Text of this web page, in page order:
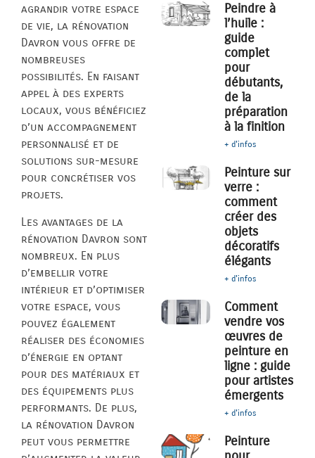
agrandir votre espace
de vie, la rénovation
Davron vous offre de
nombreuses
possibilités. En faisant
appel à des experts
locaux, vous bénéficiez
d’un accompagnement
personnalisé et de
solutions sur-mesure
pour concrétiser vos
projets.
Les avantages de la
rénovation Davron sont
nombreux. En plus
d’embellir votre
intérieur et d’optimiser
votre espace, vous
pouvez également
réaliser des économies
d’énergie en optant
pour des matériaux et
des équipements plus
performants. De plus,
la rénovation Davron
peut vous permettre
Peindre à
l’huile :
guide
complet
pour
débutants,
de la
préparation
à la finition
+ d'infos
Peinture sur
verre :
comment
créer des
objets
décoratifs
élégants
+ d'infos
Comment
vendre vos
œuvres de
peinture en
ligne : guide
pour artistes
émergents
+ d'infos
Peinture